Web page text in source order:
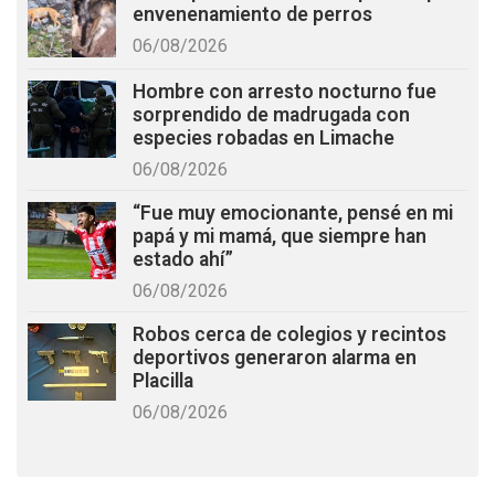
envenenamiento de perros
06/08/2026
Hombre con arresto nocturno fue
sorprendido de madrugada con
especies robadas en Limache
06/08/2026
“Fue muy emocionante, pensé en mi
papá y mi mamá, que siempre han
estado ahí”
06/08/2026
Robos cerca de colegios y recintos
deportivos generaron alarma en
Placilla
06/08/2026